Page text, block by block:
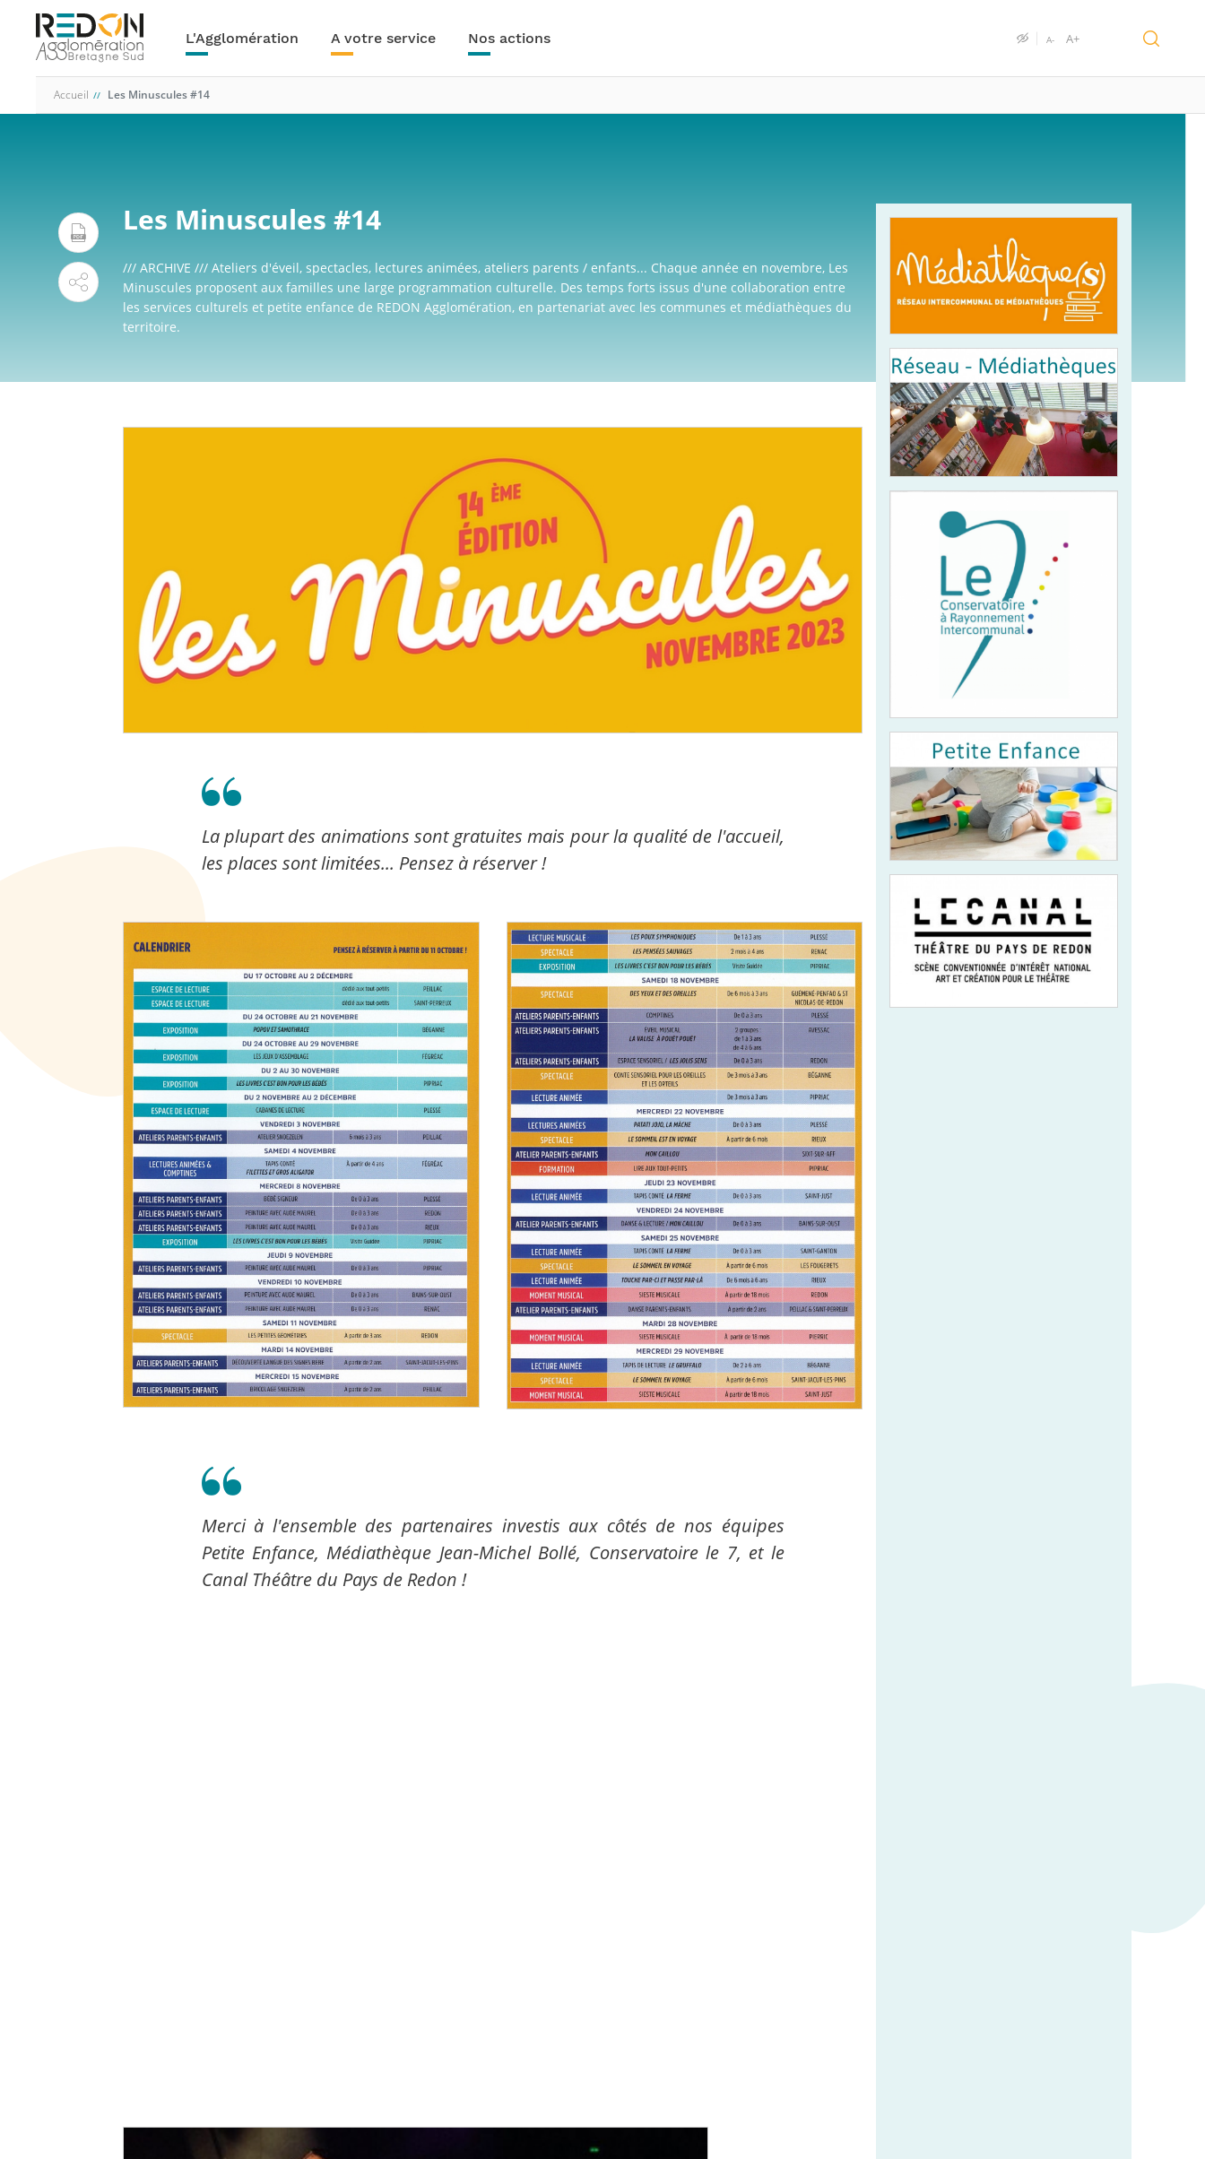
contenu
principale
L'Agglomération A votre service Nos actions A- A+
Accueil Les Minuscules #14
Les Minuscules #14
/// ARCHIVE /// Ateliers d'éveil, spectacles, lectures animées, ateliers parents / enfants... Chaque année en novembre, Les
Minuscules proposent aux familles une large programmation culturelle. Des temps forts issus d'une collaboration entre
les services culturels et petite enfance de REDON Agglomération, en partenariat avec les communes et médiathèques du
territoire.
La plupart des animations sont gratuites mais pour la qualité de l'accueil,
les places sont limitées... Pensez à réserver !
Merci à l'ensemble des partenaires investis aux côtés de nos équipes
Petite Enfance, Médiathèque Jean-Michel Bollé, Conservatoire le 7, et le
Canal Théâtre du Pays de Redon !